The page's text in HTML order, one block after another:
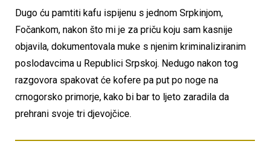
Dugo ću pamtiti kafu ispijenu s jednom Srpkinjom,
Fočankom, nakon što mi je za priču koju sam kasnije
objavila, dokumentovala muke s njenim kriminaliziranim
poslodavcima u Republici Srpskoj. Nedugo nakon tog
razgovora spakovat će kofere pa put po noge na
crnogorsko primorje, kako bi bar to ljeto zaradila da
prehrani svoje tri djevojčice.